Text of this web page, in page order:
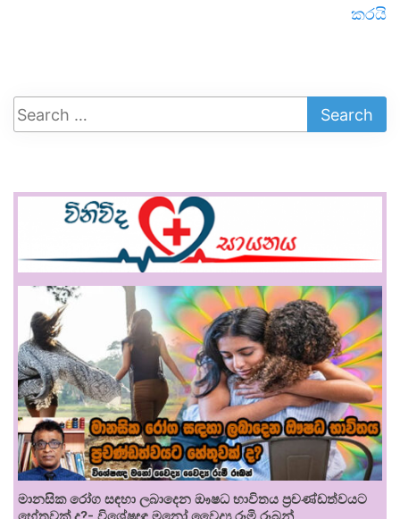
කරයි
මානසික රෝග සඳහා ලබාදෙන ඖෂධ භාවිතය ප්‍රචණ්ඩත්වයට